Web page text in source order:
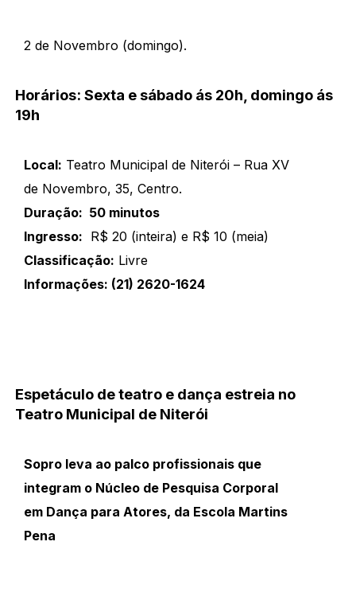
2 de Novembro (domingo).
Horários: Sexta e sábado ás 20h, domingo ás
19h
Local: Teatro Municipal de Niterói – Rua XV
de Novembro, 35, Centro.
Duração: 50 minutos
Ingresso: R$ 20 (inteira) e R$ 10 (meia)
Classificação: Livre
Informações: (21) 2620-1624
Espetáculo de teatro e dança estreia no
Teatro Municipal de Niterói
Sopro leva ao palco profissionais que
integram o Núcleo de Pesquisa Corporal
em Dança para Atores, da Escola Martins
Pena